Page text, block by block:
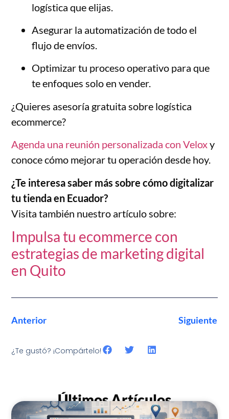
logística que elijas.
Asegurar la automatización de todo el
flujo de envíos.
Optimizar tu proceso operativo para que
te enfoques solo en vender.
¿Quieres asesoría gratuita sobre logística
ecommerce?
Agenda una reunión personalizada con Veloxy
conoce cómo mejorar tu operación desde hoy.
¿Te interesa saber más sobre cómo digitalizar
tu tienda en Ecuador?
Visita también nuestro artículo sobre:
Impulsa tu ecommerce con
estrategias de marketing digital
en Quito
Anterior Siguiente
¿Te gustó? ¡Compártelo!
Últimos Artículos